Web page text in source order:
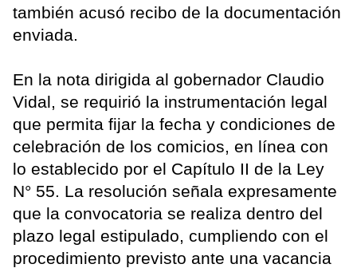
también acusó recibo de la documentación
enviada.
En la nota dirigida al gobernador Claudio
Vidal, se requirió la instrumentación legal
que permita fijar la fecha y condiciones de
celebración de los comicios, en línea con
lo establecido por el Capítulo II de la Ley
N° 55. La resolución señala expresamente
que la convocatoria se realiza dentro del
plazo legal estipulado, cumpliendo con el
procedimiento previsto ante una vacancia